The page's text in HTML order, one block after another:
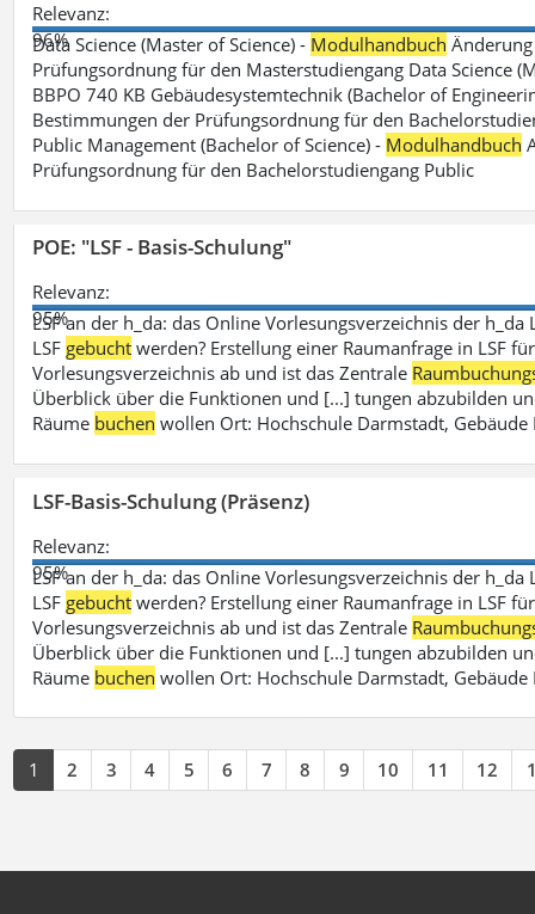
Relevanz:
96%
Data Science (Master of Science) - Modulhandbuch
Prüfungsordnung für den Masterstudiengang Data Science
BBPO 740 KB Gebäudesystemtechnik (Bachelor of
Bestimmungen der Prüfungsordnung für den
Public Management (Bachelor of Science) - Modulhandbuch
Prüfungsordnung für den Bachelorstudiengang Public
POE: "LSF - Basis-Schulung"
Relevanz:
95%
LSF an der h_da: das Online Vorlesungsverzeichnis der h_da
LSF gebucht werden? Erstellung einer Raumanfrage in LSF
Vorlesungsverzeichnis ab und ist das Zentrale
Überblick über die Funktionen und [...] tungen abzubilden
Räume buchen wollen Ort: Hochschule Darmstadt,
LSF-Basis-Schulung (Präsenz)
Relevanz:
95%
LSF an der h_da: das Online Vorlesungsverzeichnis der h_da
LSF gebucht werden? Erstellung einer Raumanfrage in LSF
Vorlesungsverzeichnis ab und ist das Zentrale
Überblick über die Funktionen und [...] tungen abzubilden
Räume buchen wollen Ort: Hochschule Darmstadt,
1 2 3 4 5 6 7 8 9 10 11 12